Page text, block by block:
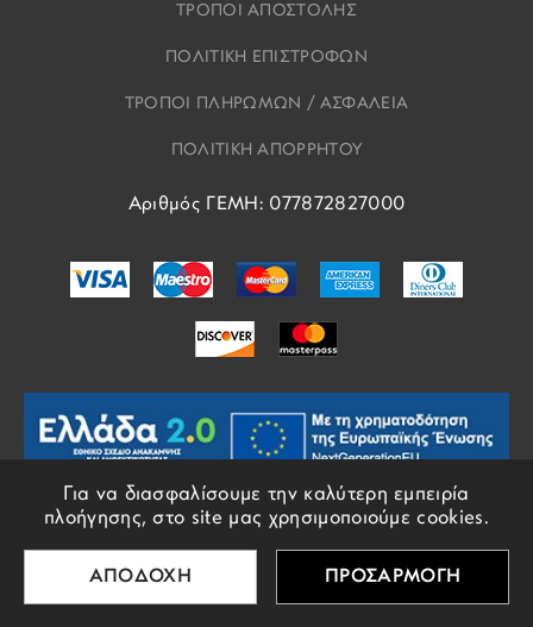
Για να διασφαλίσουμε την καλύτερη εμπειρία
πλοήγησης, στο site μας χρησιμοποιούμε cookies.
ΑΠΟΔΟΧΗ ΠΡΟΣΑΡΜΟΓΗ
ΤΡΟΠΟΙ ΑΠΟΣΤΟΛΗΣ
ΠΟΛΙΤΙΚΗ ΕΠΙΣΤΡΟΦΩΝ
ΤΡΟΠΟΙ ΠΛΗΡΩΜΩΝ / ΑΣΦΑΛΕΙΑ
ΠΟΛΙΤΙΚΗ ΑΠΟΡΡΗΤΟΥ
Αριθμός ΓΕΜΗ: 077872827000
© COPYRIGHTS EROS 2018 - 2026 - ALL RIGHTS RESERVED